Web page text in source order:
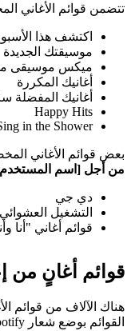
تتضمن قوائم الأغاني
اكتشف هذا
موسيقتك الجديدة
ميكس موسيقى
أغانيك المكررة
أغانيك المفضلة
Happy Hits
in the Shower
بعض قوائم الأغاني
من أجل [اسم
دي جي
التشغيل
قوائم أغاني "أنا
قوائم أغانٍ من
هناك الآلاف من قوائم
القوائم بوضع شعار Spotify في السطر الثانوي.